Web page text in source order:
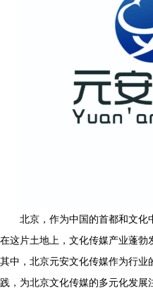
北京，作为中国的首都和文化
在这片土地上，文化传媒产业蓬勃
其中，北京元安文化传媒作为行
践，为北京文化传媒的多元化发展